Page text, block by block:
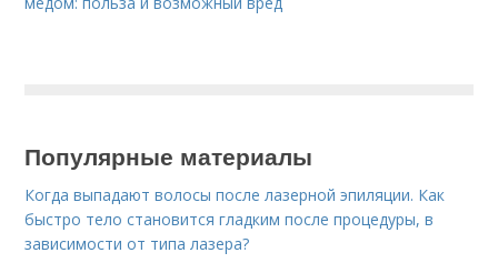
Популярные материалы
Когда выпадают волосы после лазерной эпиляции. Как
быстро тело становится гладким после процедуры, в
зависимости от типа лазера?